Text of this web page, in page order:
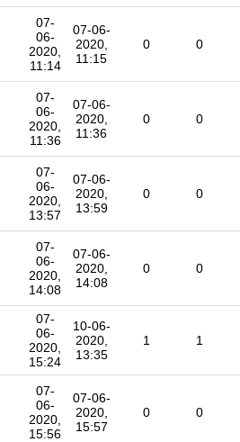
07-
06-
2020,
11:14
07-06-
2020,
11:15
0 0
07-
06-
2020,
11:36
07-06-
2020,
11:36
0 0
07-
06-
2020,
13:57
07-06-
2020,
13:59
0 0
07-
06-
2020,
14:08
07-06-
2020,
14:08
0 0
07-
06-
2020,
15:24
10-06-
2020,
13:35
1 1
07-
06-
2020,
15:56
07-06-
2020,
15:57
0 0